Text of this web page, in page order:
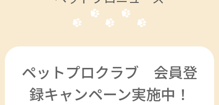
ペットプロクラブ 会員登
録キャンペーン実施中！